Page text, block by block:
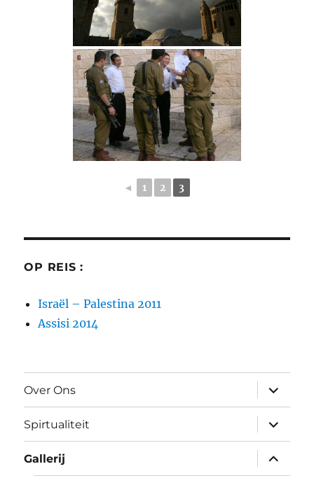
◄ 1 2 3
OP REIS :
Israël – Palestina 2011
Assisi 2014
Over Ons
Spirtualiteit
Gallerij